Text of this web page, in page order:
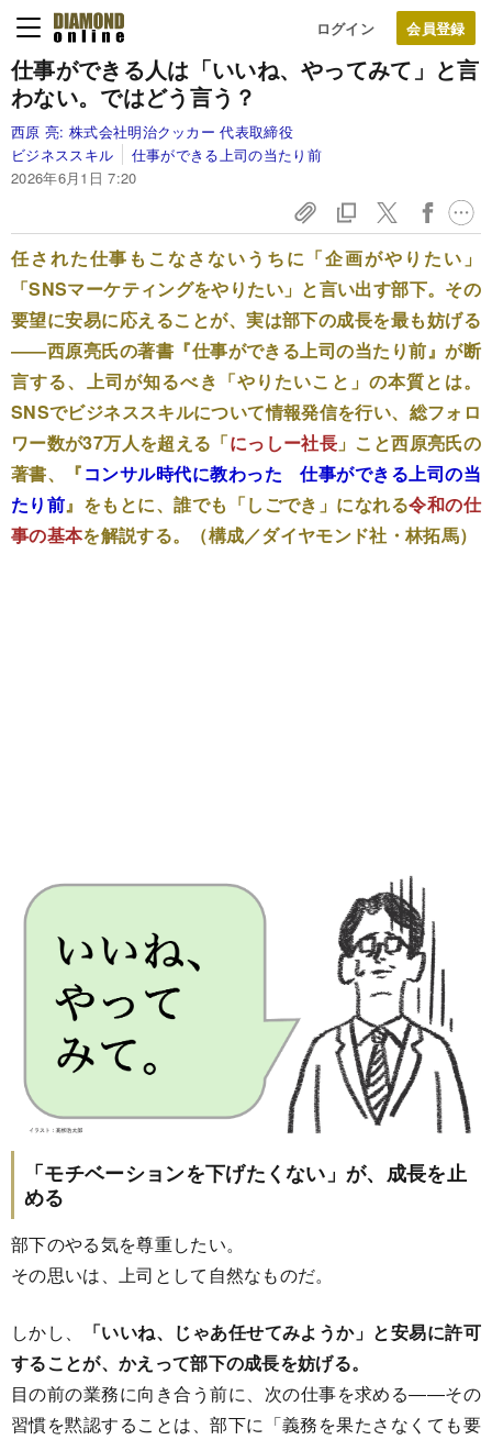
ログイン
仕事ができる人は「いいね、やってみて」と言
わない。ではどう言う？
西原 亮: 株式会社明治クッカー 代表取締役
ビジネススキル
仕事ができる上司の当たり前
2026年6月1日 7:20
任された仕事もこなさないうちに「企画がやりたい」
「SNSマーケティングをやりたい」と言い出す部下。その
要望に安易に応えることが、実は部下の成長を最も妨げる
――西原亮氏の著書『仕事ができる上司の当たり前』が断
言する、上司が知るべき「やりたいこと」の本質とは。
SNSでビジネススキルについて情報発信を行い、総フォロ
ワー数が37万人を超える「にっしー社長 」こと西原亮氏の
著書、『コンサル時代に教わった 仕事ができる上司の当
たり前』をもとに、誰でも「しごでき」になれる令和の仕
事の基本を解説する。（構成／ダイヤモンド社・林拓馬）
「モチベーションを下げたくない」が、成長を止
める
部下のやる気を尊重したい。
その思いは、上司として自然なものだ。
しかし、
「いいね、じゃあ任せてみようか」と安易に許可
することが、かえって部下の成長を妨げる。
目の前の業務に向き合う前に、次の仕事を求める――その
習慣を黙認することは、部下に「義務を果たさなくても要